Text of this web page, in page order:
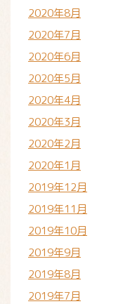
2020年8月
2020年7月
2020年6月
2020年5月
2020年4月
2020年3月
2020年2月
2020年1月
2019年12月
2019年11月
2019年10月
2019年9月
2019年8月
2019年7月